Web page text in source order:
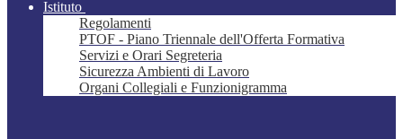
Istituto
Regolamenti
PTOF - Piano Triennale dell'Offerta Formativa
Servizi e Orari Segreteria
Sicurezza Ambienti di Lavoro
Organi Collegiali e Funzionigramma